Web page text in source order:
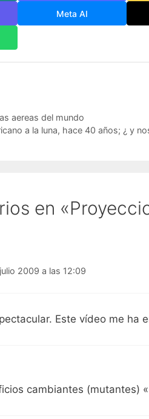
Meta AI
aereas del mundo
a la luna, hace 40 años; ¿ y
en
2009 a las 12:09
Este vídeo me ha
cambiantes (mutantes)